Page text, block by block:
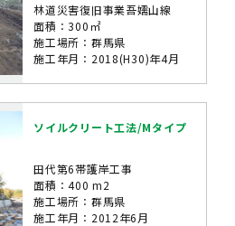
林道災害復旧事業吾嬬山線
面積：300㎡
施工場所：群馬県
施工年月：2018(H30)年4月
ソイルクリート工法/Mタイプ
田代第6帯護岸工事
面積：400 m2
施工場所：群馬県
施工年月：2012年6月